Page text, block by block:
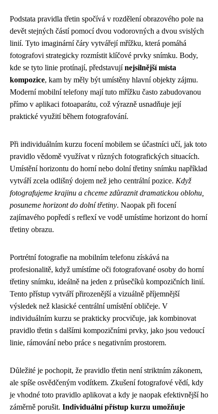
Podstata pravidla třetin spočívá v rozdělení obrazového pole na
devět stejných částí pomocí dvou vodorovných a dvou svislých
linií. Tyto imaginární čáry vytvářejí mřížku, která pomáhá
fotografovi strategicky rozmístit klíčové prvky snímku. Body,
kde se tyto linie protínají, představujínejsilnější místa
kompozice, kam by měly být umístěny hlavní objekty zájmu.
Moderní mobilní telefony mají tuto mřížku často zabudovanou
přímo v aplikaci fotoaparátu, což výrazně usnadňuje její
praktické využití během fotografování.
Při individuálním kurzu focení mobilem se účastníci učí, jak toto
pravidlo vědomě využívat v různých fotografických situacích.
Umístění horizontu do horní nebo dolní třetiny snímku například
vytváří zcela odlišný dojem než jeho centrální pozice. Když
fotografujeme krajinu a chceme zdůraznit dramatickou oblohu,
posuneme horizont do dolní třetiny. Naopak při focení
zajímavého popředí s reflexí ve vodě umístíme horizont do horní
třetiny obrazu.
Portrétní fotografie na mobilním telefonu získává na
profesionalitě, když umístíme oči fotografované osoby do horní
třetiny snímku, ideálně na jeden z průsečíků kompozičních linií.
Tento přístup vytváří přirozenější a vizuálně příjemnější
výsledek než klasické centrální umístění obličeje. V
individuálním kurzu se prakticky procvičuje, jak kombinovat
pravidlo třetin s dalšími kompozičními prvky, jako jsou vedoucí
linie, rámování nebo práce s negativním prostorem.
Důležité je pochopit, že pravidlo třetin není striktním zákonem,
ale spíše osvědčeným vodítkem. Zkušení fotografové vědí, kdy
je vhodné toto pravidlo aplikovat a kdy je naopak efektivnější ho
záměrně porušit. Individuální přístup kurzu umožňuje